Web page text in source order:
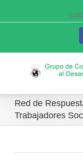
Red de
Trabajadores